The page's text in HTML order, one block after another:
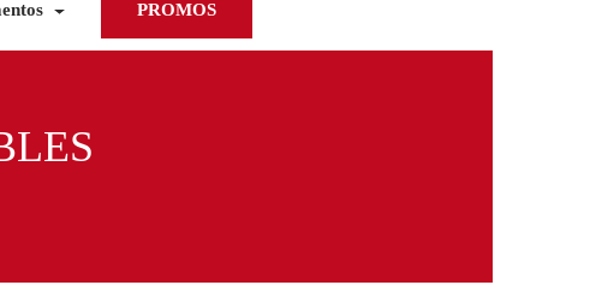
PROMOS